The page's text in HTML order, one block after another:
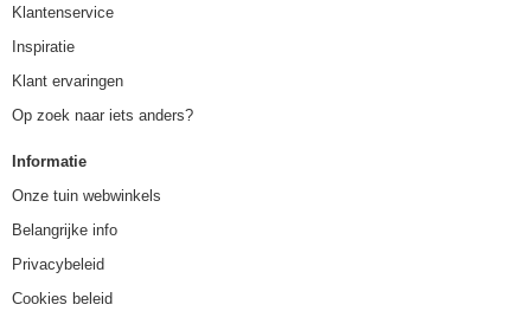
Klantenservice
Inspiratie
Klant ervaringen
Op zoek naar iets anders?
Informatie
Onze tuin webwinkels
Belangrijke info
Privacybeleid
Cookies beleid